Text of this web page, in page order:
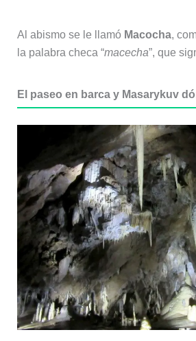
Al abismo se le llamó Macocha,
la palabra checa “macecha”, que
El paseo en barca y Masarykuv